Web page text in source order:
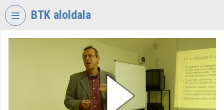
Fejléc kihagyása
BTK aloldala
BÖLCSÉSZETTUDOMÁNYI
Intézményi kezdőlap